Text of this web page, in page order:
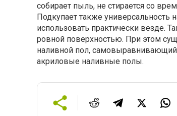
собирает пыль, не стирается со
Подкупает также универсальность
использовать практически везде.
ровной поверхностью. При этом
наливной пол,
акриловые наливные полы.